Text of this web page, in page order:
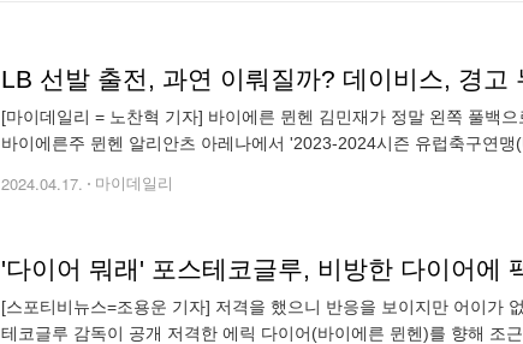
[마이데일리 = 노찬혁 기자] 바이에른 뮌헨 김민재가 정말 왼쪽 풀백
바이에른주 뮌헨 알리안츠 아레나에서 '2023-2024시즌 유럽축구연
2024.04.17. 마이데일리
'다이어 뭐래' 포스테코글루, 비방한 다이어에
[스포티비뉴스=조용운 기자] 저격을 했으니 반응을 보이지만 어이가
테코글루 감독이 공개 저격한 에릭 다이어(바이에른 뮌헨)를 향해 조